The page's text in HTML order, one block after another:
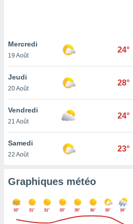
pas
de
cas,
que
sur le
que
ne
Mercredi
19 Août
24°
Jeudi
20 Août
28°
Vendredi
21 Août
24°
Samedi
22 Août
23°
Graphiques météo
33° 31° 31° 33° 35° 36° 35°
30°